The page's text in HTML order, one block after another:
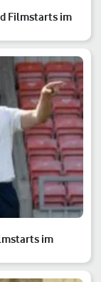
Filmstarts im
im